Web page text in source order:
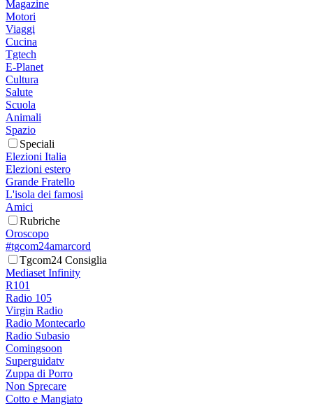
Magazine
Motori
Viaggi
Cucina
Tgtech
E-Planet
Cultura
Salute
Scuola
Animali
Spazio
Speciali
Elezioni Italia
Elezioni estero
Grande Fratello
L'isola dei famosi
Amici
Rubriche
Oroscopo
#tgcom24amarcord
Tgcom24 Consiglia
Mediaset Infinity
R101
Radio 105
Virgin Radio
Radio Montecarlo
Radio Subasio
Comingsoon
Superguidatv
Zuppa di Porro
Non Sprecare
Cotto e Mangiato